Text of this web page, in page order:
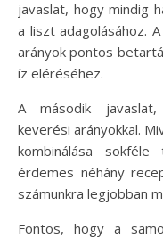
javaslat, hogy mindig
a liszt adagolásához.
arányok pontos
íz eléréséhez.
A második
keverési arányokkal.
kombinálása
érdemes néhány
számunkra legjobban
Fontos, hogy a